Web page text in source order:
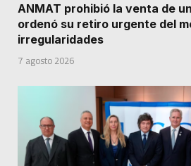
ANMAT prohibió la venta de
ordenó su retiro urgente del
irregularidades
7 agosto 2026